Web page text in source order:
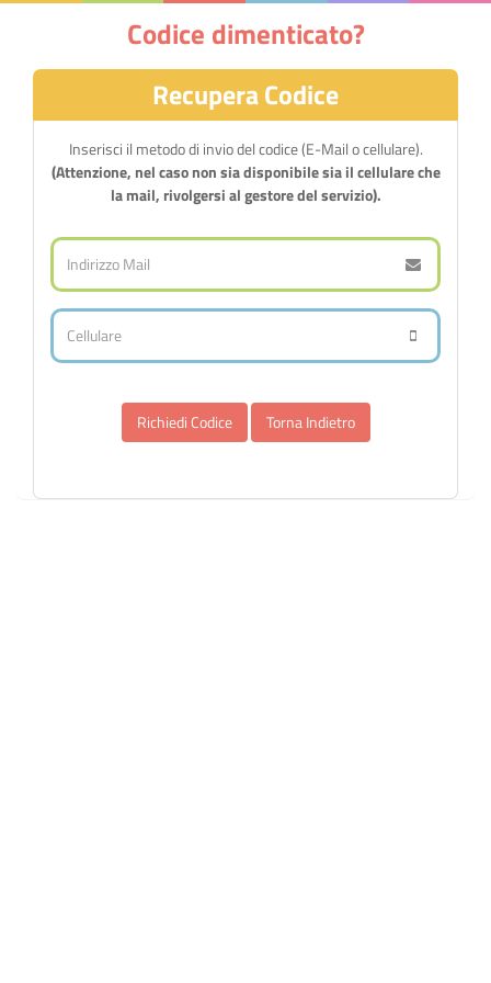
Codice dimenticato?
Recupera Codice
Inserisci il metodo di invio del codice (E-Mail o cellulare).
(Attenzione, nel caso non sia disponibile sia il cellulare che
la mail, rivolgersi al gestore del servizio).
Torna Indietro